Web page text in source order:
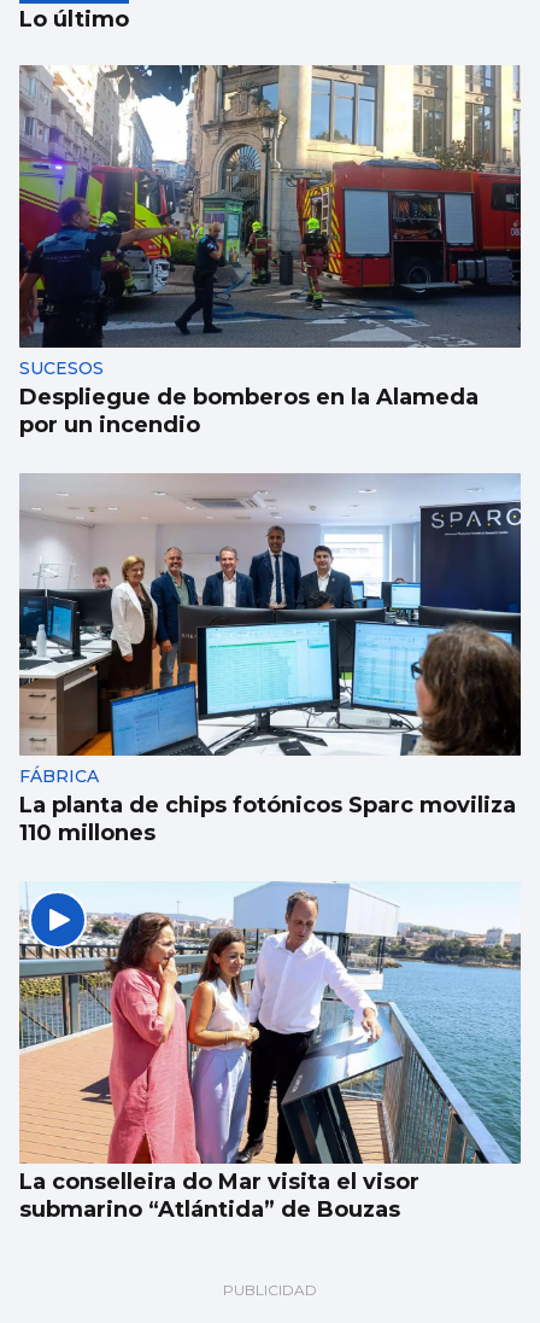
La Atención Primaria pasa a depender de
las gerencias
Lo último
SUCESOS
Despliegue de bomberos en la Alameda
por un incendio
FÁBRICA
La planta de chips fotónicos Sparc moviliza
110 millones
La conselleira do Mar visita el visor
submarino “Atlántida” de Bouzas